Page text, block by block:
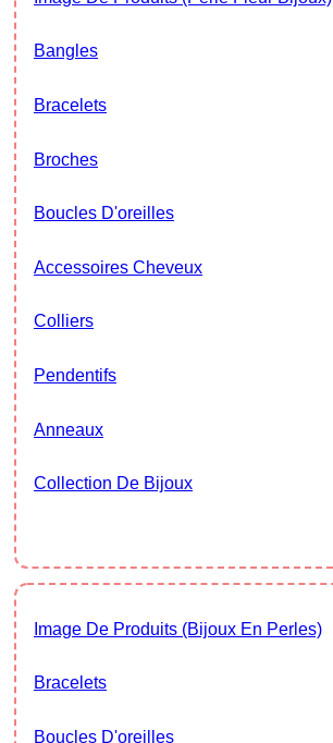
Bangles
Bracelets
Broches
Boucles D'oreilles
Accessoires Cheveux
Colliers
Pendentifs
Anneaux
Collection De Bijoux
Image De Produits (bijoux En Perles)
Bracelets
Boucles D'oreilles